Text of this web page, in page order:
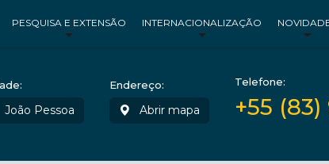
PESQUISA E EXTENSÃO INTERNACIONALIZAÇÃO
João Pessoa
Endereço:
Abrir mapa
Telefone:
+55